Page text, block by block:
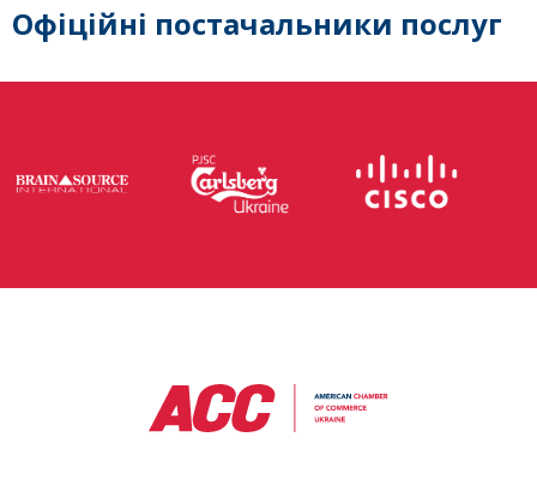
Офіційні постачальники послуг